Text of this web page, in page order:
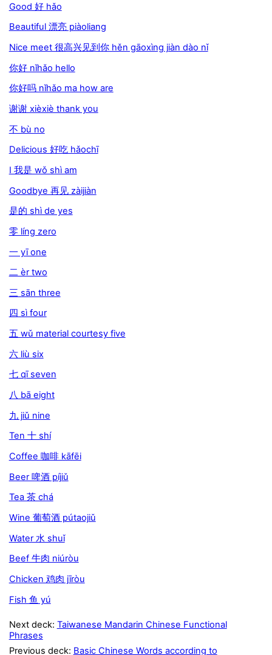
Good 好 hǎo
Beautiful 漂亮 piàoliang
Nice meet 很高兴见到你 hěn gāoxìng jiàn dào nǐ
你好 nǐhǎo hello
你好吗 nǐhǎo ma how are
谢谢 xièxiè thank you
不 bù no
Delicious 好吃 hǎochī
I 我是 wǒ shì am
Goodbye 再见 zàijiàn
是的 shì de yes
零 líng zero
一 yī one
二 èr two
三 sān three
四 sì four
五 wǔ material courtesy five
六 liù six
七 qī seven
八 bā eight
九 jiǔ nine
Ten 十 shí
Coffee 咖啡 kāfēi
Beer 啤酒 píjiǔ
Tea 茶 chá
Wine 葡萄酒 pútaojiǔ
Water 水 shuǐ
Beef 牛肉 niúròu
Chicken 鸡肉 jīròu
Fish 鱼 yú
Next deck: Taiwanese Mandarin Chinese Functional
Phrases
Previous deck: Basic Chinese Words according to